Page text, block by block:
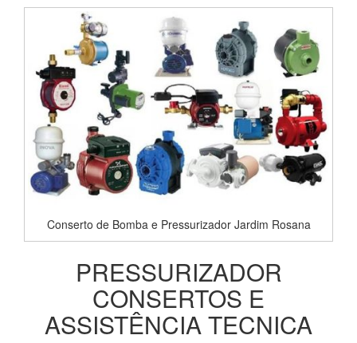
Conserto de Bomba e Pressurizador Jardim Rosana
PRESSURIZADOR
CONSERTOS E
ASSISTÊNCIA TECNICA